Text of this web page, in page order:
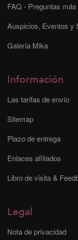
FAQ - Preguntas
Auspicios, Eventos y
Galería Mika
Información
Las tarifas de envío
Sitemap
Plazo de entrega
Enlaces afiliados
Libro de visita &
Legal
Nota de privacidad